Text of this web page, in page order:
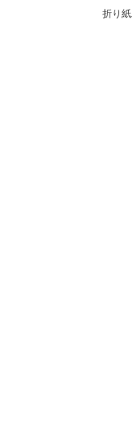
折り